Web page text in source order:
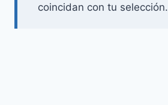
coincidan con tu selección.